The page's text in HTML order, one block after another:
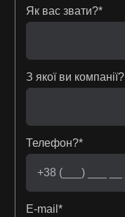
Як вас звати?*
З якої ви компанії?
Телефон?*
E-mail*